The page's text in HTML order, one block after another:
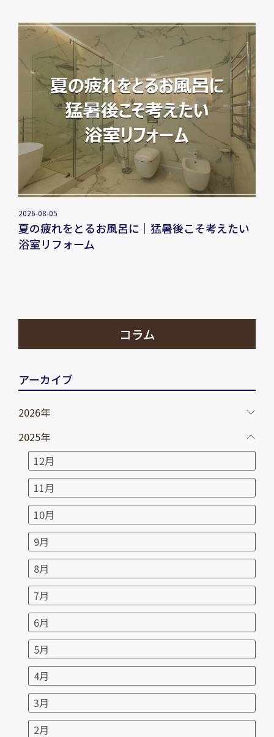
2026-08-05
夏の疲れをとるお風呂に｜猛暑後こそ考えたい
浴室リフォーム
コラム
アーカイブ
2026年
2025年
12月
11月
10月
9月
8月
7月
6月
5月
4月
3月
2月